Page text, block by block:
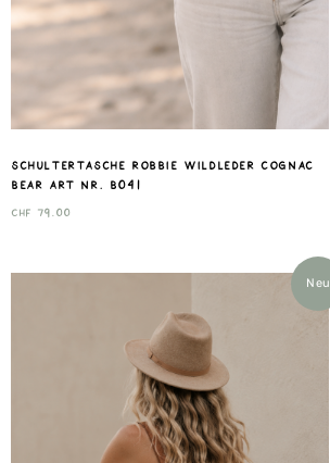
Schultertasche Robbie wildleder cognac
Bear art nr. B041
CHF 79.00
Neu